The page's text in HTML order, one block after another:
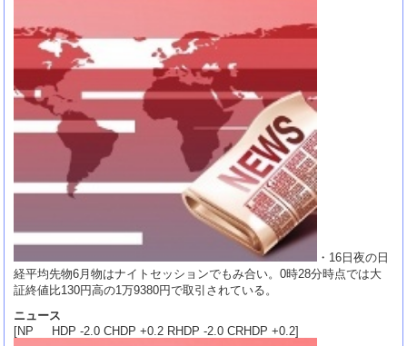
・16日夜の日
経平均先物6月物はナイトセッションでもみ合い。0時28分時点では大
証終値比130円高の1万9380円で取引されている。
ニュース
[NP HDP -2.0 CHDP +0.2 RHDP -2.0 CRHDP +0.2]